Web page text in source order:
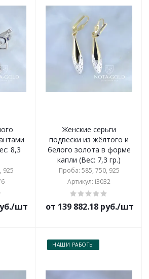
8,3
925
шт
Женские серьги
подвески из жёлтого и
белого золота в форме
капли (Вес: 7,3 гр.)
Проба: 585, 750, 925
Артикул: i3032
от 139 882.18 руб./шт
НАШИ РАБОТЫ